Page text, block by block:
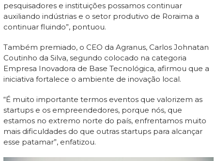
pesquisadores e instituições possamos continuar
auxiliando indústrias e o setor produtivo de Roraima a
continuar fluindo”, pontuou.
Também premiado, o CEO da Agranus, Carlos Johnatan
Coutinho da Silva, segundo colocado na categoria
Empresa Inovadora de Base Tecnológica, afirmou que a
iniciativa fortalece o ambiente de inovação local.
“É muito importante termos eventos que valorizem as
startups e os empreendedores, porque nós, que
estamos no extremo norte do país, enfrentamos muito
mais dificuldades do que outras startups para alcançar
esse patamar”, enfatizou.